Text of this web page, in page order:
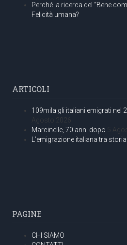
Perché la ricerca del “Bene
Felicità umana?
ARTICOLI
109mila gli italiani emigrati nel
Agosto 2026
Marcinelle, 70 anni dopo 5
L’emigrazione italiana tra
PAGINE
CHI SIAMO